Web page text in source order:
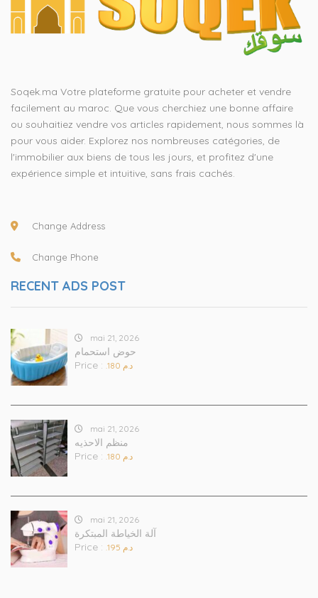
Soqek.ma Votre plateforme gratuite pour acheter et vendre
facilement au maroc. Que vous cherchiez une bonne affaire
ou souhaitiez vendre vos articles rapidement, nous sommes là
pour vous aider. Explorez nos nombreuses catégories, de
l'immobilier aux biens de tous les jours, et profitez d'une
expérience simple et intuitive, sans frais cachés.
Change Address
Change Phone
RECENT ADS POST
mai 21, 2026
حوض استحمام
Price :
.د.م 180
mai 21, 2026
منظم الاحذيه
Price :
.د.م 180
mai 21, 2026
آلة الخياطة المبتكرة
Price :
.د.م 195